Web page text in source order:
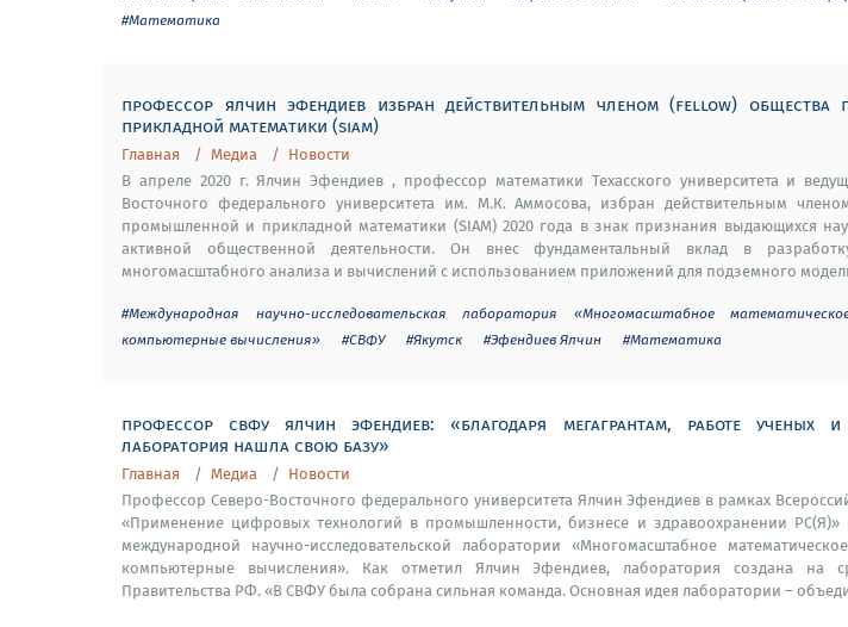
#Математика
профессор ялчин эфендиев избран действительным членом (fellow)
прикладной математики (siam)
Главная Медиа
Новости
В апреле 2020 г. Ялчин Эфендиев , профессор математики Техасского университета и
Восточного федерального университета им. М.К. Аммосова, избран действительным
промышленной и прикладной математики (SIAM) 2020 года в знак признания выдающихся
активной общественной деятельности. Он внес фундаментальный вклад в
многомасштабного анализа и вычислений с использованием приложений для подземного
#Международная научно-исследовательская лаборатория «Многомасштабное
компьютерные вычисления»
#СВФУ #Якутск #Эфендиев Ялчин #Математика
профессор свфу ялчин эфендиев: «благодаря мегагрантам, работе ученых
лаборатория нашла свою базу»
Главная Медиа
Новости
Профессор Северо-Восточного федерального университета Ялчин Эфендиев в рамках
«Применение цифровых технологий в промышленности, бизнесе и здравоохранении РС(Я)»
международной научно-исследовательской лаборатории «Многомасштабное
компьютерные вычисления». Как отметил Ялчин Эфендиев, лаборатория создана на
Правительства РФ. «В СВФУ была собрана сильная команда. Основная идея лаборатории –